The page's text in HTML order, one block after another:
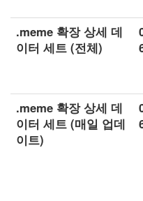
.meme 확장 상세 데
이터 세트 (전체)
.meme 확장 상세 데
이터 세트 (매일 업데
이트)